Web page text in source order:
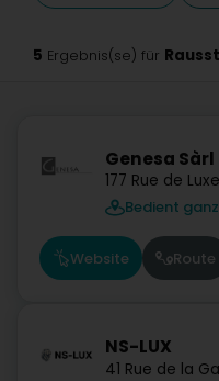
5 Ergebnis(se) für
Genesa Sàrl
177 Rue de
Bedient
Website Route
NS-LUX
41 Rue de la